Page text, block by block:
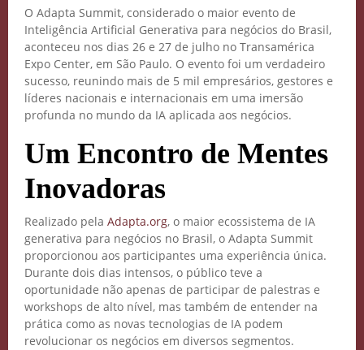
O Adapta Summit, considerado o maior evento de
Inteligência Artificial Generativa para negócios do Brasil,
aconteceu nos dias 26 e 27 de julho no Transamérica
Expo Center, em São Paulo. O evento foi um verdadeiro
sucesso, reunindo mais de 5 mil empresários, gestores e
líderes nacionais e internacionais em uma imersão
profunda no mundo da IA aplicada aos negócios.
Um Encontro de Mentes
Inovadoras
Realizado pela Adapta.org, o maior ecossistema de IA
generativa para negócios no Brasil, o Adapta Summit
proporcionou aos participantes uma experiência única.
Durante dois dias intensos, o público teve a
oportunidade não apenas de participar de palestras e
workshops de alto nível, mas também de entender na
prática como as novas tecnologias de IA podem
revolucionar os negócios em diversos segmentos.